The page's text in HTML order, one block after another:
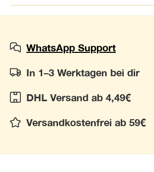
WhatsApp Support
In 1–3 Werktagen bei dir
DHL Versand ab 4,49€
Versandkostenfrei ab 59€